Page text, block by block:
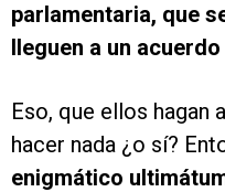
parlamentaria, que
lleguen a un acuerdo
Eso, que ellos hagan
hacer nada ¿o sí?
enigmático